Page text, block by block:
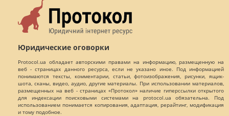
Юридические оговорки
Protocol.ua обладает авторскими правами на информацию, размещенную на
веб - страницах данного ресурса, если не указано иное. Под информацией
понимаются тексты, комментарии, статьи, фотоизображения, рисунки, ящик-
шота, сканы, видео, аудио, другие материалы. При использовании материалов,
размещенных на веб - страницах «Протокол» наличие гиперссылки открытого
для индексации поисковыми системами на protocol.ua обязательна. Под
использованием понимается копирования, адаптация, рерайтинг, модификация
и тому подобное.